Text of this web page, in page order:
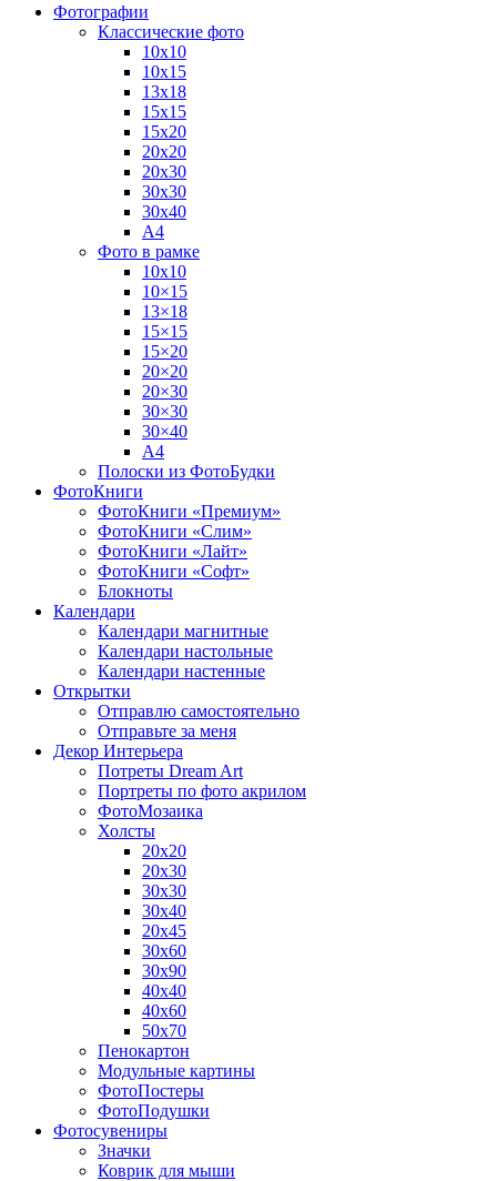
Фотографии
Классические фото
10х10
10х15
13х18
15х15
15х20
20х20
20х30
30х30
30х40
А4
Фото в рамке
10х10
10×15
13×18
15×15
15×20
20×20
20×30
30×30
30×40
A4
Полоски из ФотоБудки
ФотоКниги
ФотоКниги «Премиум»
ФотоКниги «Слим»
ФотоКниги «Лайт»
ФотоКниги «Софт»
Блокноты
Календари
Календари магнитные
Календари настольные
Календари настенные
Открытки
Отправлю самостоятельно
Отправьте за меня
Декор Интерьера
Потреты Dream Art
Портреты по фото акрилом
ФотоМозаика
Холсты
20х20
20х30
30х30
30х40
20х45
30х60
30х90
40х40
40х60
50х70
Пенокартон
Модульные картины
ФотоПостеры
ФотоПодушки
Фотоcувениры
Значки
Коврик для мыши